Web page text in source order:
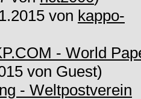
von kappo-
- World
von Guest)
- Weltpostverein